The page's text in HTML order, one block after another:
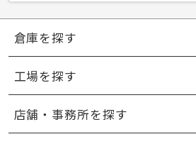
倉庫を探す
工場を探す
店舗・事務所を探す